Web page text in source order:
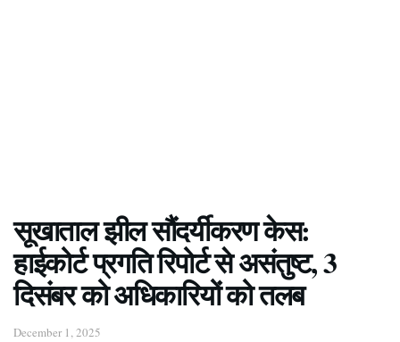
सूखाताल झील सौंदर्यीकरण केस:
हाईकोर्ट प्रगति रिपोर्ट से असंतुष्ट, 3
दिसंबर को अधिकारियों को तलब
December 1, 2025